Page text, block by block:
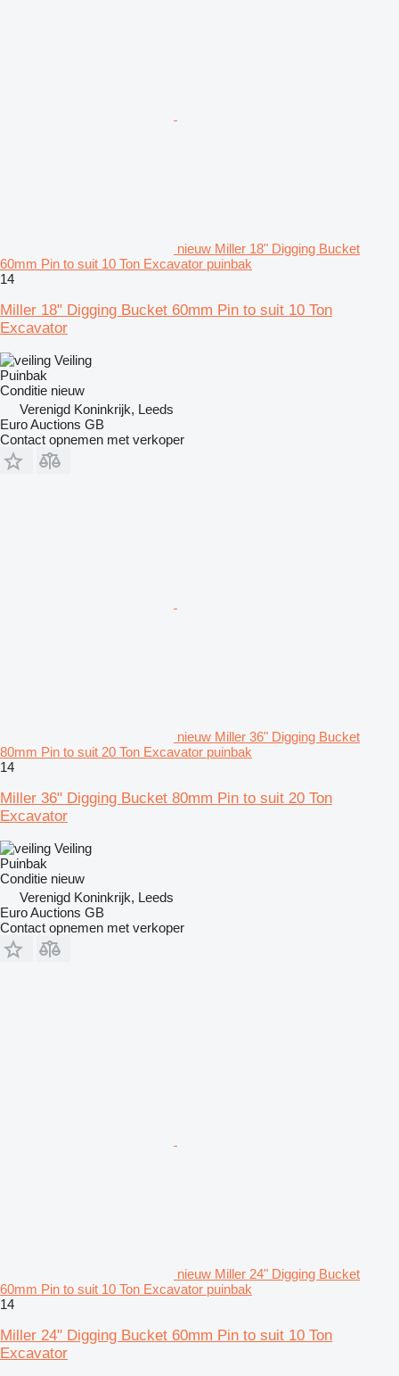
nieuw Miller 18" Digging Bucket
60mm Pin to suit 10 Ton Excavator puinbak
14
Miller 18" Digging Bucket 60mm Pin to suit 10 Ton
Excavator
Veiling
Puinbak
Conditie nieuw
Verenigd Koninkrijk, Leeds
Euro Auctions GB
Contact opnemen met verkoper
nieuw Miller 36" Digging Bucket
80mm Pin to suit 20 Ton Excavator puinbak
14
Miller 36" Digging Bucket 80mm Pin to suit 20 Ton
Excavator
Veiling
Puinbak
Conditie nieuw
Verenigd Koninkrijk, Leeds
Euro Auctions GB
Contact opnemen met verkoper
nieuw Miller 24" Digging Bucket
60mm Pin to suit 10 Ton Excavator puinbak
14
Miller 24" Digging Bucket 60mm Pin to suit 10 Ton
Excavator